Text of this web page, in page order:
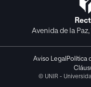
Avenida de la
Aviso Legal Política
© UNIR -